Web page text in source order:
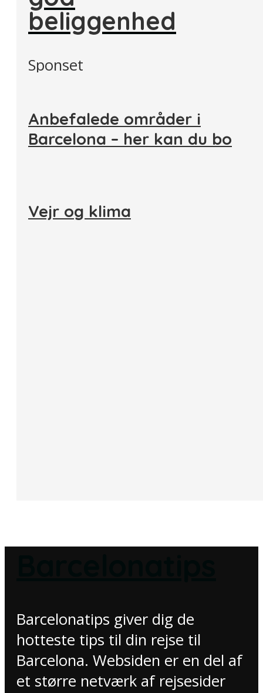
beliggenhed
Sponset
Anbefalede områder i
Barcelona – her kan du bo
Vejr og klima
Barcelonatips giver dig de
hotteste tips til din rejse til
Barcelona. Websiden er en del af
et større netværk af rejsesider